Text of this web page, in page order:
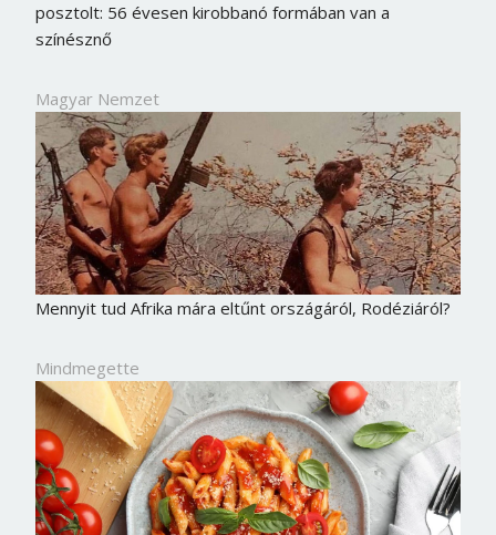
posztolt: 56 évesen kirobbanó formában van a
színésznő
Magyar Nemzet
Mennyit tud Afrika mára eltűnt országáról, Rodéziáról?
Mindmegette